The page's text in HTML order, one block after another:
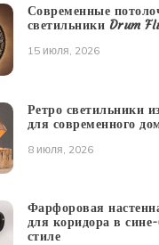
Современные
светильники Drum
15 июля, 2026
Ретро светильники
для современного
8 июля, 2026
Фарфоровая
для коридора в
стиле